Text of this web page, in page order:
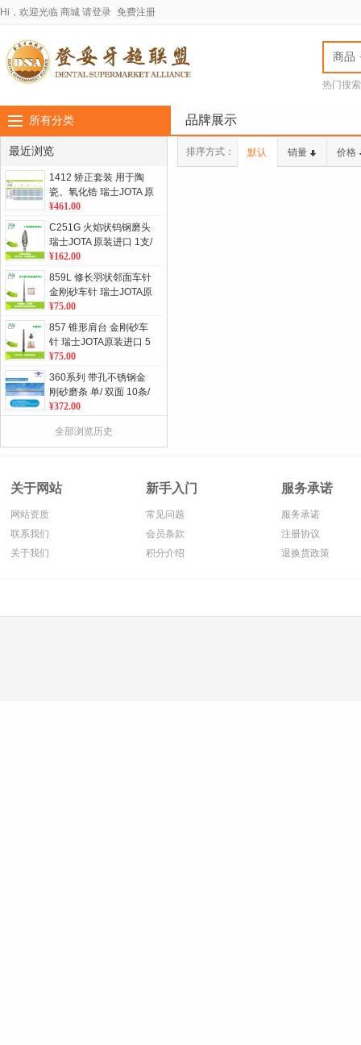
Hi，欢迎光临 商城 请登录 免费注册
商品
热门搜
所有分类 品牌展示
最近浏览
1412 矫正套装 用于陶
瓷、氧化锆 瑞士JOTA 原
装进口 单位：套
¥461.00
C251G 火焰状钨钢磨头
瑞士JOTA 原装进口 1支/
板 单位：板
¥162.00
859L 修长羽状邻面车针
金刚砂车针 瑞士JOTA原
装进口 5支/板 单位：板
¥75.00
857 锥形肩台 金刚砂车
针 瑞士JOTA原装进口 5
支/板 单位：板
¥75.00
360系列 带孔不锈钢金
刚砂磨条 单/ 双面 10条/
包
¥372.00
便携式冲牙器 标准双喷
车针 瑞士JOTA原装进口
形车针 瑞士JOTA原装进
全部浏览历史
排序方式： 默认 销量 价格
关于网站
网站资质
联系我们
关于我们
新手入门
常见问题
会员条款
积分介绍
服务承诺
服务承诺
注册协议
退换货政策